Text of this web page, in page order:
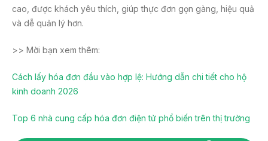
cao, được khách yêu thích, giúp thực đơn gọn gàng, hiệu quả
và dễ quản lý hơn.
>> Mời bạn xem thêm:
Cách lấy hóa đơn đầu vào hợp lệ: Hướng dẫn chi tiết cho hộ
kinh doanh 2026
Top 6 nhà cung cấp hóa đơn điện tử phổ biến trên thị trường